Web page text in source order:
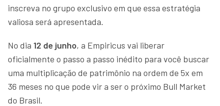
inscreva no grupo exclusivo em que essa estratégia
valiosa será apresentada.
No dia 12 de junho, a Empiricus vai liberar
oficialmente o passo a passo inédito para você buscar
uma multiplicação de patrimônio na ordem de 5x em
36 meses no que pode vir a ser o próximo Bull Market
do Brasil.